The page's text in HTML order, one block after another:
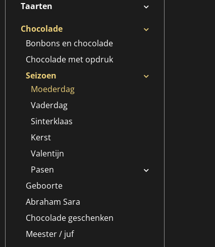
Taarten
Chocolade
Bonbons en chocolade
Chocolade met opdruk
Seizoen
Moederdag
Vaderdag
Sinterklaas
Kerst
Valentijn
Pasen
Geboorte
Abraham Sara
Chocolade geschenken
Meester / juf